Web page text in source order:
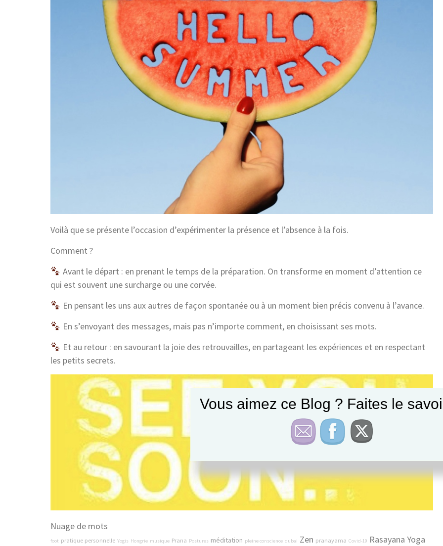
Voilà que se présente l’occasion d’expérimenter la présence et l’absence à la fois.
Comment ?
Avant le départ : en prenant le temps de la préparation. On transforme en moment d’attention ce
qui est souvent une surcharge ou une corvée.
En pensant les uns aux autres de façon spontanée ou à un moment bien précis convenu à l’avance.
En s’envoyant des messages, mais pas n’importe comment, en choisissant ses mots.
Et au retour : en savourant la joie des retrouvailles, en partageant les expériences et en respectant
les petits secrets.
Nuage de mots
foot pratique personnelle Yogis Hongrie musique Prana Postures méditation pleine conscience dubai Zen pranayama Covid-19 Rasayana Yoga
Vous aimez ce Blog ? Faites le